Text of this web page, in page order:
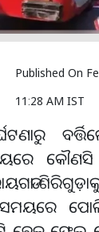
Published On
11:28 AM IST
କୌଣସି